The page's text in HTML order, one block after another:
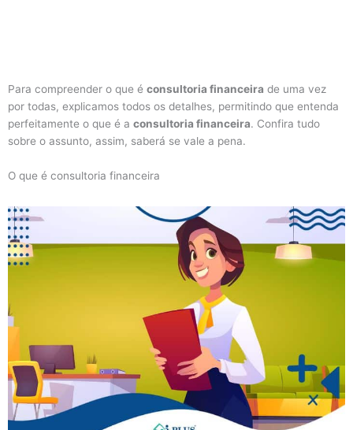
Para compreender o que é consultoria financeira de uma vez
por todas, explicamos todos os detalhes, permitindo que entenda
perfeitamente o que é a consultoria financeira. Confira tudo
sobre o assunto, assim, saberá se vale a pena.
O que é consultoria financeira